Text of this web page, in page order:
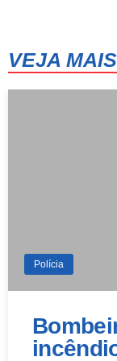
15 de agosto
Sábado
VEJA MAIS
Polícia